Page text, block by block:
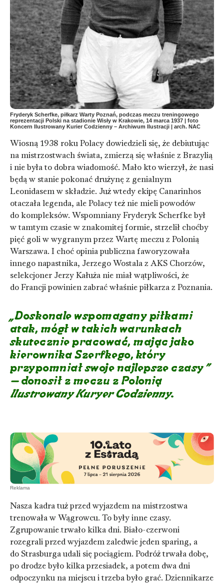
Fryderyk Scherfke, piłkarz Warty Poznań, podczas meczu treningowego
reprezentacji Polski na stadionie Wisły w Krakowie, 14 marca 1937 | foto
Koncern Ilustrowany Kurier Codzienny – Archiwum Ilustracji | arch. NAC
Wiosną 1938 roku Polacy dowiedzieli się, że debiutując
na mistrzostwach świata, zmierzą się właśnie z Brazylią
i nie była to dobra wiadomość. Mało kto wierzył, że nasi
będą w stanie pokonać drużynę z genialnym
Leonidasem w składzie. Już wtedy ekipę Canarinhos
otaczała legenda, ale Polacy też nie mieli powodów
do kompleksów. Wspomniany Fryderyk Scherfke był
w tamtym czasie w znakomitej formie, strzelił choćby
pięć goli w wygranym przez Wartę meczu z Polonią
Warszawa. I choć opinia publiczna faworyzowała
innego napastnika, Jerzego Wostala z AKS Chorzów,
selekcjoner Jerzy Kałuża nie miał wątpliwości, że
do Francji powinien zabrać właśnie piłkarza z Poznania.
„Doskonale wspomagany piłkami
atak, mógł w takich warunkach
skutecznie pracować, mając jako
kierownika Szerfkego, który
przypomniał swoje najlepsze czasy”
–donosił z meczu z Polonią
Ilustrowany Kuryer Codzienny.
Nasza kadra tuż przed wyjazdem na mistrzostwa
trenowała w Wągrowcu. To były inne czasy.
Zgrupowanie trwało kilka dni. Biało-czerwoni
rozegrali przed wyjazdem zaledwie jeden sparing, a
do Strasburga udali się pociągiem. Podróż trwała dobę,
po drodze było kilka przesiadek, a potem dwa dni
odpoczynku na miejscu i trzeba było grać. Dziennikarze